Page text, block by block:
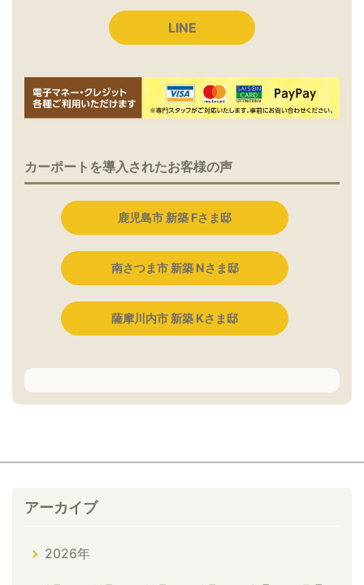
LINE
カーポートを導入されたお客様の声
鹿児島市 新築 Fさま邸
南さつま市 新築 Nさま邸
薩摩川内市 新築 Kさま邸
アーカイブ
2026年